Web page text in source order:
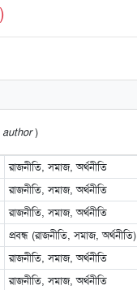
author)
রাজনীতি, সমাজ, অর্থনীতি
রাজনীতি, সমাজ, অর্থনীতি
রাজনীতি, সমাজ, অর্থনীতি
প্রবন্ধ (রাজনীতি, সমাজ, অর্থনীতি)
রাজনীতি, সমাজ, অর্থনীতি
রাজনীতি, সমাজ, অর্থনীতি